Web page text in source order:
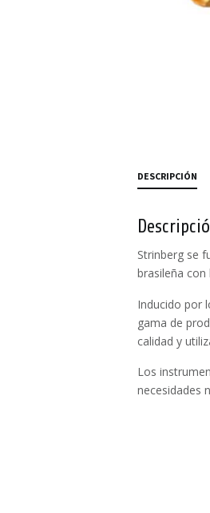
DESCRIPCIÓN
Strinberg se
brasileña con
Inducido por
gama de
calidad y
Los
necesidades